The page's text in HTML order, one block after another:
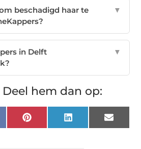
beschadigd haar te
▼
in Delft
▼
hem dan op:
Pinterest LinkedIn Email